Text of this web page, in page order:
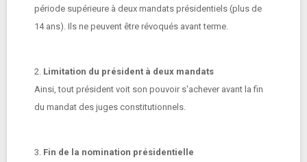
période supérieure à deux mandats présidentiels (plus de
14 ans). Ils ne peuvent être révoqués avant terme.
2. Limitation du président à deux mandats
Ainsi, tout président voit son pouvoir s'achever avant la fin
du mandat des juges constitutionnels.
3. Fin de la nomination présidentielle